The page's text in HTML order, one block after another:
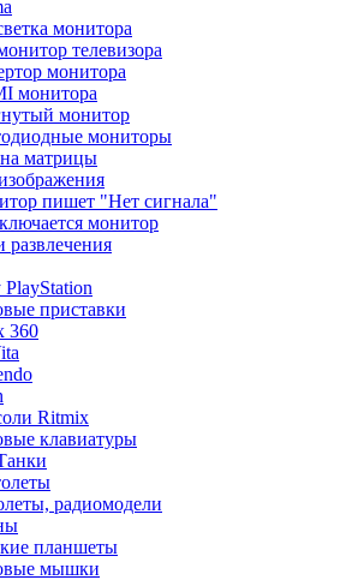
монитора
телевизора
монитора
монитора
монитор
мониторы
матрицы
пишет "Нет сигнала"
монитор
PlayStation
приставки
360
Ritmix
клавиатуры
радиомодели
планшеты
мышки